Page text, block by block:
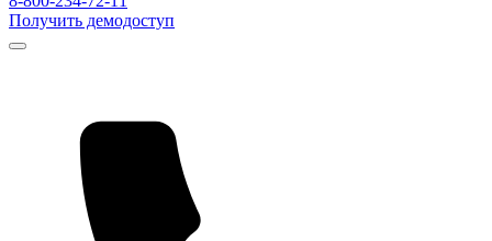
Получить демодоступ